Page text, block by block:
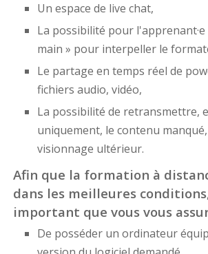
Un espace de live chat,
La possibilité pour l'apprenant·e
main » pour interpeller le
Le partage en temps réel de
fichiers audio, vidéo,
La possibilité de retransmettre,
uniquement, le contenu
visionnage ultérieur.
Afin que la formation à
dans les meilleures
important que vous vous
De posséder un ordinateur